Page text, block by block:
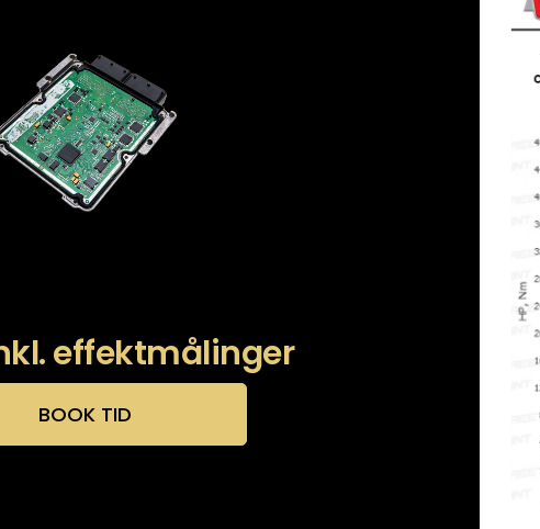
effektmålinger
BOOK TID